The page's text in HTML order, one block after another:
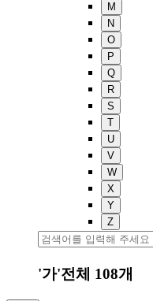
M
N
O
P
Q
R
S
T
U
V
W
X
Y
Z
'가'전체 108개